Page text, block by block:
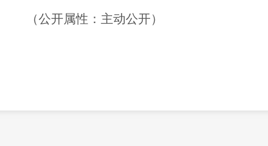
（公开属性：主动公开）